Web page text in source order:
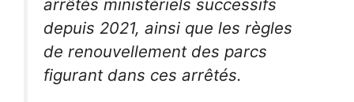
arrêtés ministériels successifs
depuis 2021, ainsi que les règles
de renouvellement des parcs
figurant dans ces arrêtés.